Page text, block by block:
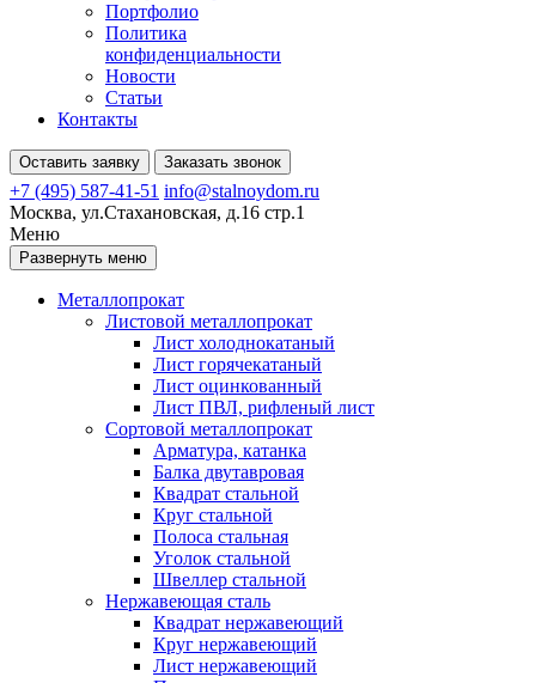
Портфолио
Политика
конфиденциальности
Новости
Статьи
Контакты
Оставить заявку Заказать звонок
+7 (495) 587-41-51 info@stalnoydom.ru
Москва, ул.Стахановская, д.16 стр.1
Меню
Развернуть меню
Металлопрокат
Листовой металлопрокат
Лист холоднокатаный
Лист горячекатаный
Лист оцинкованный
Лист ПВЛ, рифленый лист
Сортовой металлопрокат
Арматура, катанка
Балка двутавровая
Квадрат стальной
Круг стальной
Полоса стальная
Уголок стальной
Швеллер стальной
Нержавеющая сталь
Квадрат нержавеющий
Круг нержавеющий
Лист нержавеющий